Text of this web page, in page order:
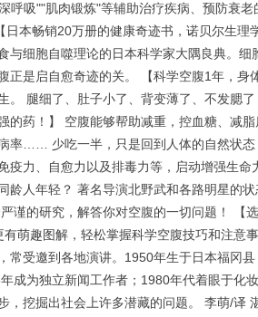
呼吸""肌肉锻炼"等辅助治疗疾病、预防衰
日本畅销20万册的健康奇迹书，诺贝尔生
与细胞自噬理论的日本科学家大隅良典。
正是启自愈奇迹的关。 【科学空腹1年，
。 腿细了、肚子小了、背变薄了、不发腮
的药！】 空腹能够帮助减重，控血糖、减
率…… 少吃一半，只是回到人体的自然状
疫力、自愈力以及排毒力等，启动增强生
龄人年轻？ 著名导演北野武和各路明星的
谨的研究，解答你对空腹的一切问题！ 【
萌趣图解，轻松掌握科学空腹技巧和注意
常受邀到各地演讲。1950年生于日本福冈
年成为独立新闻工作者；1980年代着眼于
，挖掘出社会上许多潜藏的问题。 李萌/